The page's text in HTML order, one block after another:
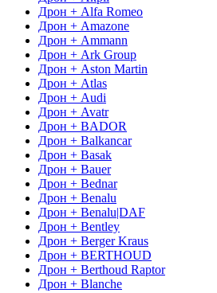
Дрон + Alfa Romeo
Дрон + Amazone
Дрон + Ammann
Дрон + Ark Group
Дрон + Aston Martin
Дрон + Atlas
Дрон + Audi
Дрон + Avatr
Дрон + BADOR
Дрон + Balkancar
Дрон + Basak
Дрон + Bauer
Дрон + Bednar
Дрон + Benalu
Дрон + Benalu|DAF
Дрон + Bentley
Дрон + Berger Kraus
Дрон + BERTHOUD
Дрон + Berthoud Raptor
Дрон + Blanche